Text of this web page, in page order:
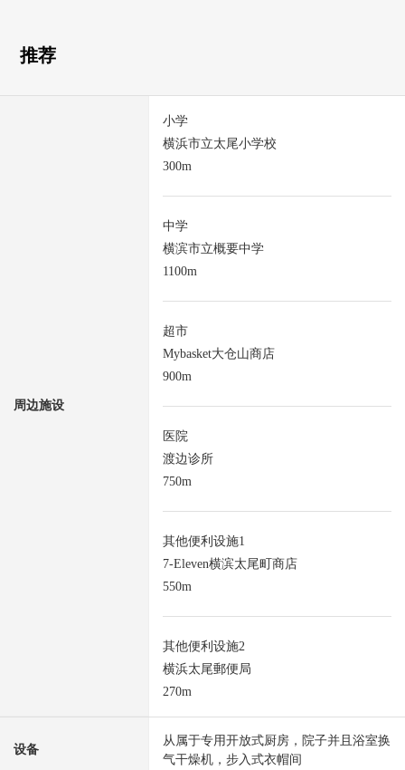
推荐
周边施设
小学
横浜市立太尾小学校
300m
中学
横滨市立概要中学
1100m
超市
Mybasket大仓山商店
900m
医院
渡边诊所
750m
其他便利设施1
7-Eleven横滨太尾町商店
550m
其他便利设施2
横浜太尾郵便局
270m
设备
从属于专用开放式厨房，院子并且浴室换
气干燥机，步入式衣帽间